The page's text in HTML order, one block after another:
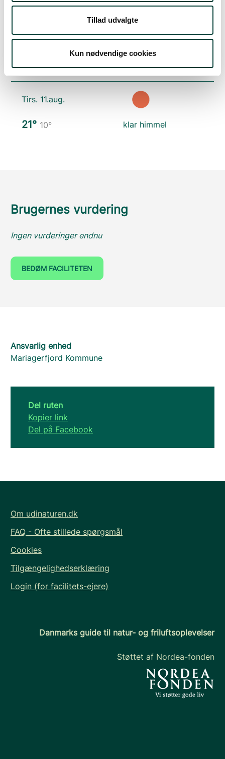
Tillad udvalgte
Kun nødvendige cookies
19°12° skydække
Tirs. 11.aug.
21° 10° klar himmel
Brugernes vurdering
Ingen vurderinger endnu
BEDØM FACILITETEN
Ansvarlig enhed
Mariagerfjord Kommune
Del ruten
Kopier link
Del på Facebook
Om udinaturen.dk
FAQ - Ofte stillede spørgsmål
Cookies
Tilgængelighedserklæring
Login (for facilitets-ejere)
Danmarks guide til natur- og friluftsoplevelser
Støttet af Nordea-fonden